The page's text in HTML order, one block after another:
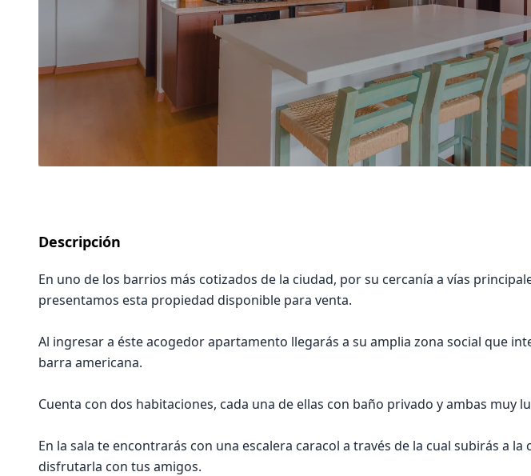
Descripción
En uno de los barrios más cotizados de la ciudad, por su cercanía a vías
presentamos esta propiedad disponible para venta.
Al ingresar a éste acogedor apartamento llegarás a su amplia zona social que
barra americana.
Cuenta con dos habitaciones, cada una de ellas con baño privado y ambas muy
En la sala te encontrarás con una escalera caracol a través de la cual subirás a
disfrutarla con tus amigos.